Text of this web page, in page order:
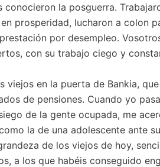
la posguerra.
prosperidad, lucharon a colon
por desempleo.
con su trabajo ciego y
viejos en la puerta de Bankia,
de pensiones. Cuando yo
de la gente ocupada, me
la de una adolescente ante
de los viejos de hoy,
a los que habéis conseguido